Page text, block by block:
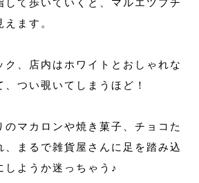
ます。
ク、店内はホワイトとおしゃれな
つい覗いてしまうほど！
のマカロンや焼き菓子、チョコた
、まるで雑貨屋さんに足を踏み込
しようか迷っちゃう♪